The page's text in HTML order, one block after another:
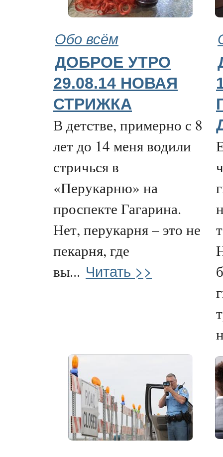
Обо всём
ДОБРОЕ УТРО
29.08.14 НОВАЯ
СТРИЖКА
В детстве, примерно с 8
лет до 14 меня водили
стричься в
«Перукарню» на
проспекте Гагарина.
Нет, перукарня – это не
пекарня, где
вы... Читать >>